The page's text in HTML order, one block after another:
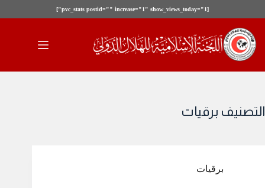
[pvc_stats postid="" increase="1" show_views_today="1"]
إلى
المحتوى
التصنيف برقيات
برقيات